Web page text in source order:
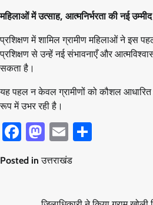
महिलाओं में उत्साह, आत्मनिर्भरता की नई उम्मीद
प्रशिक्षण में शामिल ग्रामीण महिलाओं ने इस
प्रशिक्षण से उन्हें नई संभावनाएँ और
सकता है।
यह पहल न केवल ग्रामीणों को कौशल
रूप में उभर रही है।
Facebook
Mastodon
Email
Posted inउत्तराखंड